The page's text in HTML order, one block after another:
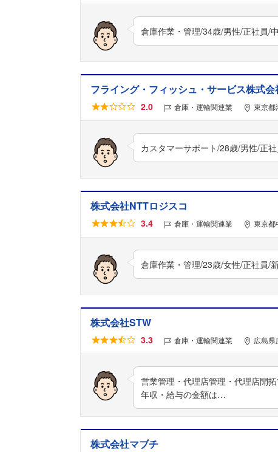
倉庫作業・管理/34歳/男性/正社員/
フライング・フィッシュ・サービス株式会
2.0 倉庫・運輸関連業 東京都
カスタマーサポート/28歳/男性/正
株式会社NTTロジスコ
3.4 倉庫・運輸関連業 東京都
倉庫作業・管理/23歳/女性/正社員/
株式会社STW
3.3 倉庫・運輸関連業 広島
営業管理・代理店管理・代理店開
年収・給与の金額は…
株式会社マブチ